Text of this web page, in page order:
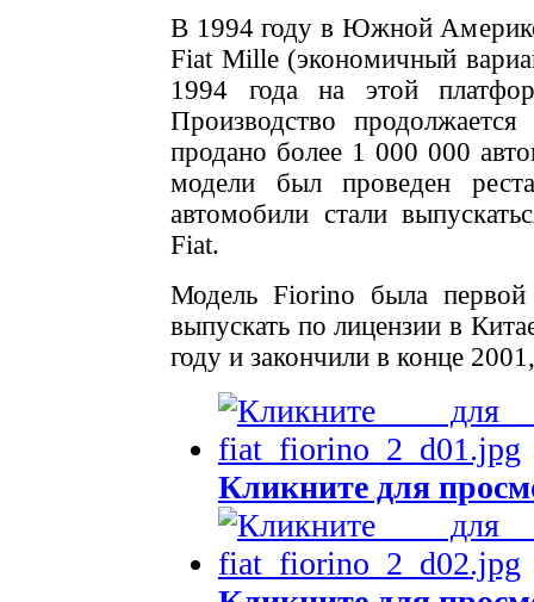
В 1994 году в Южной
Fiat Mille (экономичный
1994 года на этой
Производство
продано более 1 000 000
модели был проведен
автомобили стали
Fiat.
Модель Fiorino была
выпускать по лицензии в
году и закончили в конце
Кликните для